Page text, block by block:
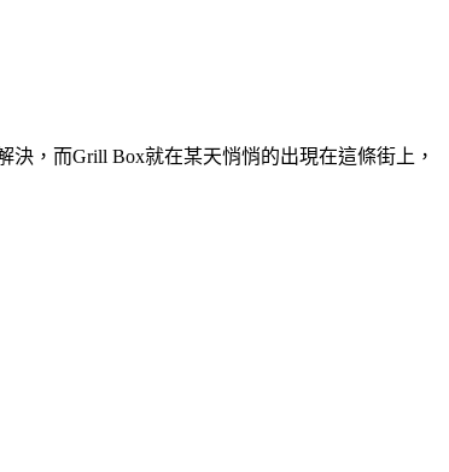
，而Grill Box就在某天悄悄的出現在這條街上，